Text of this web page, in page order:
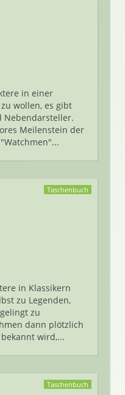
in einer
wollen, es gibt
Nebendarsteller.
Meilenstein der
Taschenbuch
in Klassikern
zu Legenden,
zu
dann plötzlich
wird,...
Taschenbuch